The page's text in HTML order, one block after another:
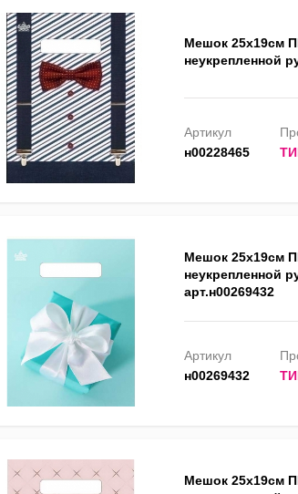
Мешок 25х19см
неукрепленной
Артикул
н00228465
Мешок 25х19см
неукрепленной
арт.н00269432
Артикул
н00269432
Мешок 25х19см